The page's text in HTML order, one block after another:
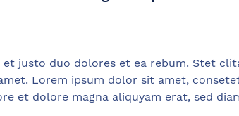
et justo duo dolores et ea rebum. Stet
Lorem ipsum dolor sit amet,
et dolore magna aliquyam erat, sed